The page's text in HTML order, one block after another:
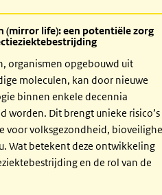
(mirror life): een potentiële zorg
organismen opgebouwd uit
moleculen, kan door nieuwe
binnen enkele decennia
worden. Dit brengt unieke risico’s
voor volksgezondheid,
Wat betekent deze ontwikkeling
en de rol van de